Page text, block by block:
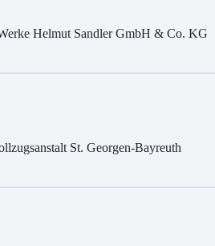
Helmut Sandler GmbH & Co. KG
St. Georgen-Bayreuth